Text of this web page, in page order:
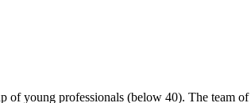
of young professionals (below 40). The team